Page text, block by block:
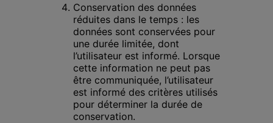
Conservation des données
réduites dans le temps : les
données sont conservées pour
une durée limitée, dont
l’utilisateur est informé. Lorsque
cette information ne peut pas
être communiquée, l’utilisateur
est informé des critères utilisés
pour déterminer la durée de
conservation.